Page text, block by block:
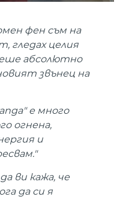
фен съм на
гледах целия
абсолютно
звънец на
е много
огнена,
и
ви кажа, че
да си я